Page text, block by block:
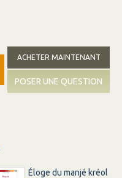
ACHETER MAINTENANT
POSER UNE QUESTION
Éloge du manjé kréol